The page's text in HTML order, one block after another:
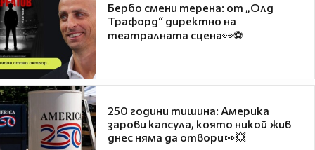
Бербо смени терена: от „Олд
Трафорд“ директно на
театралната сцена👀⚽
250 години тишина: Америка
зарови капсула, която никой жив
днес няма да отвори👀💥